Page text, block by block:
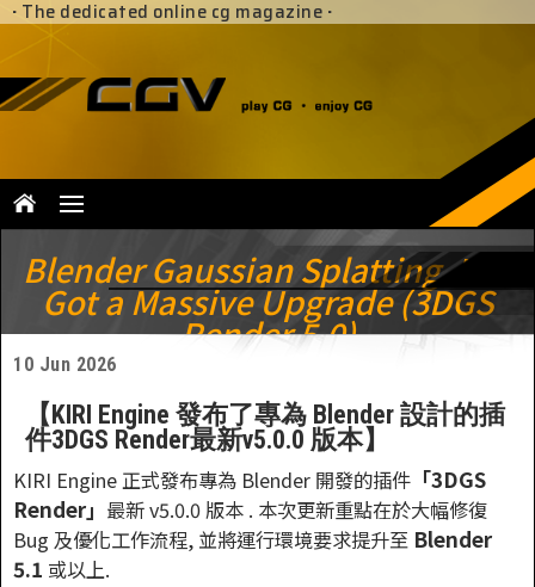
· The dedicated online cg magazine ·
Blender Gaussian Splatting Just
Got a Massive Upgrade (3DGS
Render 5.0)
10 Jun 2026
【KIRI Engine 發布了專為 Blender 設計的插
件3DGS Render最新v5.0.0 版本】
KIRI Engine 正式發布專為 Blender 開發的插件 「3DGS
Render」 最新 v5.0.0 版本 . 本次更新重點在於大幅修復
Bug 及優化工作流程, 並將運行環境要求提升至 Blender
5.1 或以上.